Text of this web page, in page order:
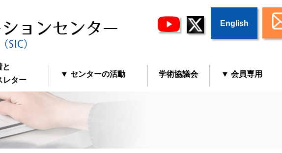
English
と
ター
▼ センターの活動 学術協議会 ▼ 会員専用